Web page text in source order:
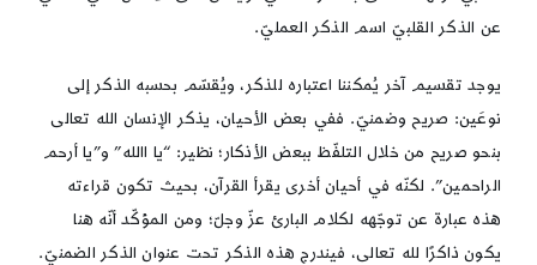
عن الذكر القلبيّ اسم الذكر العمليّ.
يوجد تقسيم آخر يُمكننا اعتباره للذكر، ويُقسّم بحسبه الذكر إلى
نوعَين: صريح وضمنيّ. ففي بعض الأحيان، يذكر الإنسان الله تعالى
بنحو صريح من خلال التلفّظ ببعض الأذكار؛ نظير: “يا االله” و”يا أرحم
الراحمين”. لكنّه في أحيان أخرى يقرأ القرآن، بحيث تكون قراءته
هذه عبارة عن توجّهه لكلام البارئ عزّ وجلّ؛ ومن المؤكّد أنّه هنا
يكون ذاكرًا لله تعالى، فيندرج هذه الذكر تحت عنوان الذكر الضمنيّ.